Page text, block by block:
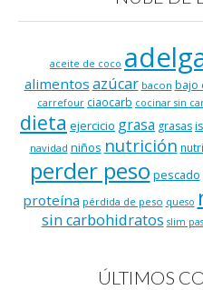
aceite de coco
alimentos azúcar bacon bajo
carrefour ciaocarb cocinar sin
dieta ejercicio grasa grasas
navidad niños nutrición
perder peso pescado
proteína pérdida de peso queso
sin carbohidratos slim
ÚLTIMOS